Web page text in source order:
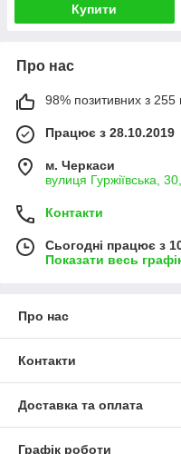
Купити
Про нас
98% позитивних з 255
Працює з 28.10.2019
м. Черкаси
вулиця Гуржіївська,
Контакти
Сьогодні працює з
Показати весь
Про нас
Контакти
Доставка та оплата
Графік роботи